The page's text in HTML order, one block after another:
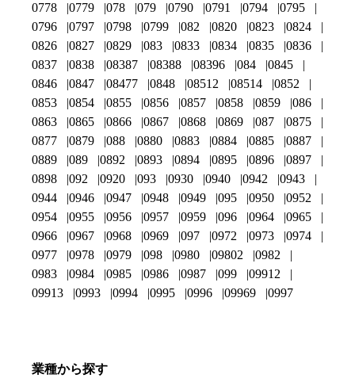
0778
0779 078 079 0790 0791 0794
0795
0796
0797 0798 0799 082 0820 0823
0824
0826
0827 0829 083 0833 0834 0835
0836
0837
0838 08387 08388 08396 084
0845
0846
0847 08477 0848 08512 08514
0852
0853
0854 0855 0856 0857 0858 0859
086
0863
0865 0866 0867 0868 0869 087
0875
0877
0879 088 0880 0883 0884 0885
0887
0889
089 0892 0893 0894 0895 0896
0897
0898
092 0920 093 0930 0940 0942
0943
0944
0946 0947 0948 0949 095 0950
0952
0954
0955 0956 0957 0959 096 0964
0965
0966
0967 0968 0969 097 0972 0973
0974
0977
0978 0979 098 0980 09802
0982
0983
0984 0985 0986 0987 099
09912
09913
0993 0994 0995 0996 09969 0997
業種から探す